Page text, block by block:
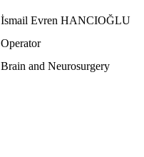
İsmail Evren HANCIOĞLU
Operator
Brain and Neurosurgery